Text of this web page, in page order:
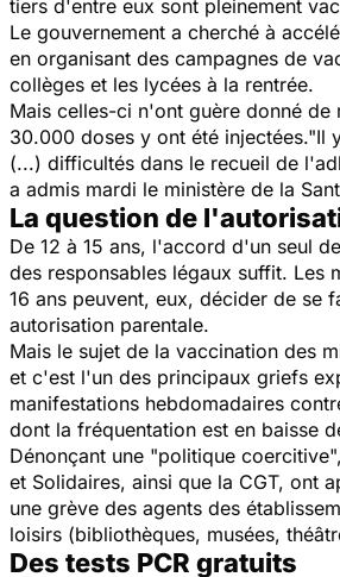
tiers d'entre eux sont pleinement
Le gouvernement a cherché à
en organisant des campagnes de
collèges et les lycées à la rentrée.
Mais celles-ci n'ont guère donné de
30.000 doses y ont été injectées."Il
(...) difficultés dans le recueil de
a admis mardi le ministère de la
La question de
De 12 à 15 ans, l'accord d'un seul
des responsables légaux suffit. Les
16 ans peuvent, eux, décider de se
autorisation parentale.
Mais le sujet de la vaccination des
et c'est l'un des principaux griefs
manifestations hebdomadaires
dont la fréquentation est en baisse
Dénonçant une "politique
et Solidaires, ainsi que la CGT, ont
une grève des agents des
loisirs (bibliothèques, musées,
Des tests PCR gratuits